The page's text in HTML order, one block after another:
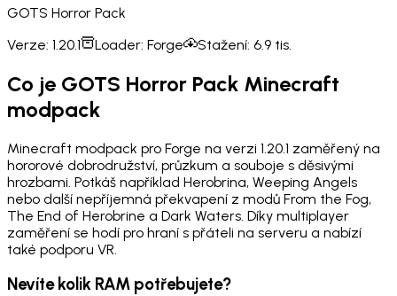
GOTS Horror Pack
Verze: 1.20.1 Loader: Forge Stažení: 6.9 tis.
Co je GOTS Horror Pack Minecraft
modpack
Minecraft modpack pro Forge na verzi 1.20.1 zaměřený na
hororové dobrodružství, průzkum a souboje s děsivými
hrozbami. Potkáš například Herobrina, Weeping Angels
nebo další nepříjemná překvapení z modů From the Fog,
The End of Herobrine a Dark Waters. Díky multiplayer
zaměření se hodí pro hraní s přáteli na serveru a nabízí
také podporu VR.
Nevíte kolik RAM potřebujete?